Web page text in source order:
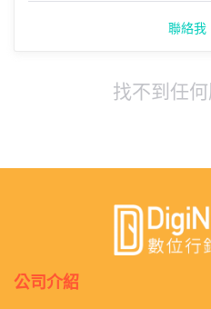
聯絡我
找不到任
公司介紹